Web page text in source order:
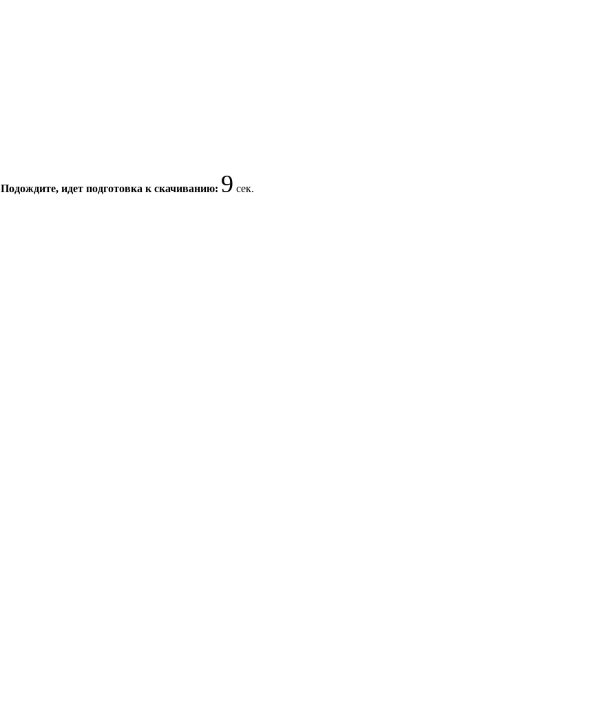
Подождите, идет подготовка к скачиванию: 8 сек.